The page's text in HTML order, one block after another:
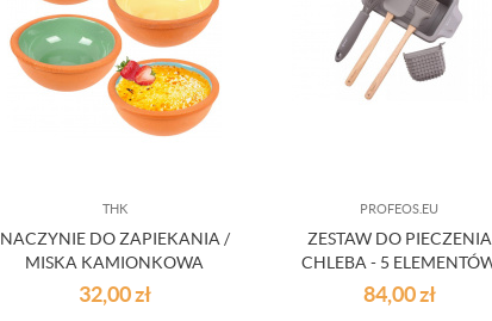
THK
NACZYNIE DO ZAPIEKANIA /
MISKA KAMIONKOWA
KOKILKA ZESTAW 140 ML 4
SZT.
32,00zł
PROFEOS.EU
ZESTAW DO PIECZENIA
CHLEBA - 5
84,00zł